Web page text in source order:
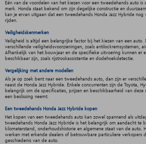
Eén van de voordelen van het kiezen voor een tweedehands auto
merk. Honda staat bekend om zijn degelijke constructie en
kan je ervan uitgaan dat een tweedehands Honda Jazz Hybride nog
rijden.
Veiligheidskenmerken
Veiligheid is altijd een belangrijke factor bij het kiezen van een auto.
verschillende veiligheidsvoorzieningen, zoals antilockremsystemen,
Afhankelijk van het bouwjaar en de specifieke uitvoering kunnen er
beschikbaar zijn, zoals rijstrookassistentie en dodehoekdetectie.
Vergelijking met andere modellen
Als je op zoek bent naar een tweedehands auto, dan zijn er
naast de Honda Jazz Hybride. Enkele concurrenten zijn de Toyota,
belangrijk om de specificaties, prijzen en beschikbaarheid van deze
een beslissing neemt.
Een tweedehands Honda Jazz Hybride kopen
Het kopen van een tweedehands auto kan zowel spannend als
tweedehands Honda Jazz Hybride is het belangrijk om aandacht te
kilometerstand, onderhoudshistorie en algemene staat van de auto.
werken met erkende dealers of betrouwbare particuliere verkopers
geschiedenis van de auto.